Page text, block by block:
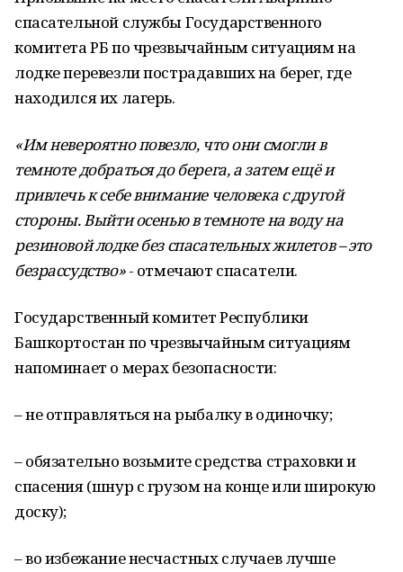
спасательной службы Государственного
комитета РБ по чрезвычайным ситуациям на
лодке перевезли пострадавших на берег, где
находился их лагерь.
«Им невероятно повезло, что они смогли в
темноте добраться до берега, а затем ещё и
привлечь к себе внимание человека с другой
стороны. Выйти осенью в темноте на воду на
резиновой лодке без спасательных жилетов – это
безрассудство»- отмечают спасатели.
Государственный комитет Республики
Башкортостан по чрезвычайным ситуациям
напоминает о мерах безопасности:
– не отправляться на рыбалку в одиночку;
– обязательно возьмите средства страховки и
спасения (шнур с грузом на конце или широкую
доску);
– во избежание несчастных случаев лучше